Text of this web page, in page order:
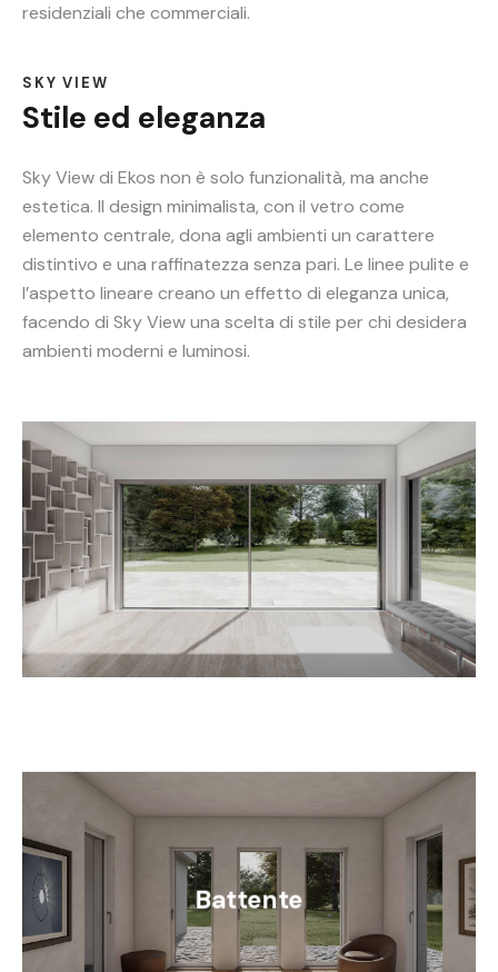
residenziali che commerciali.
SKY VIEW
Stile ed eleganza
Sky View di Ekos non è solo funzionalità, ma anche
estetica. Il design minimalista, con il vetro come
elemento centrale, dona agli ambienti un carattere
distintivo e una raffinatezza senza pari. Le linee pulite e
l’aspetto lineare creano un effetto di eleganza unica,
facendo di Sky View una scelta di stile per chi desidera
ambienti moderni e luminosi.
Battente